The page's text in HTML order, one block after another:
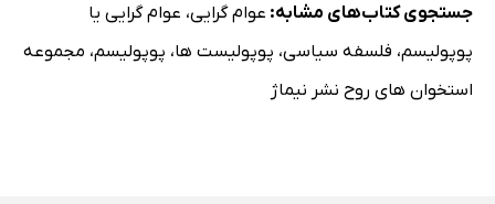
جستجوی کتاب‌های مشابه: عوام گرایی، عوام گرایی یا
پوپولیسم، فلسفه سیاسی، پوپولیست ها، پوپولیسم، مجموعه
استخوان های روح نشر نیماژ